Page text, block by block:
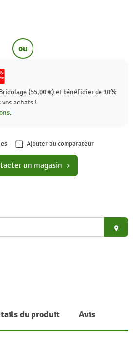
ou
(55,00 €) et bénéficier de 10%
achats !
Ajouter au comparateur
un magasin chevron_right
place
du produit Avis